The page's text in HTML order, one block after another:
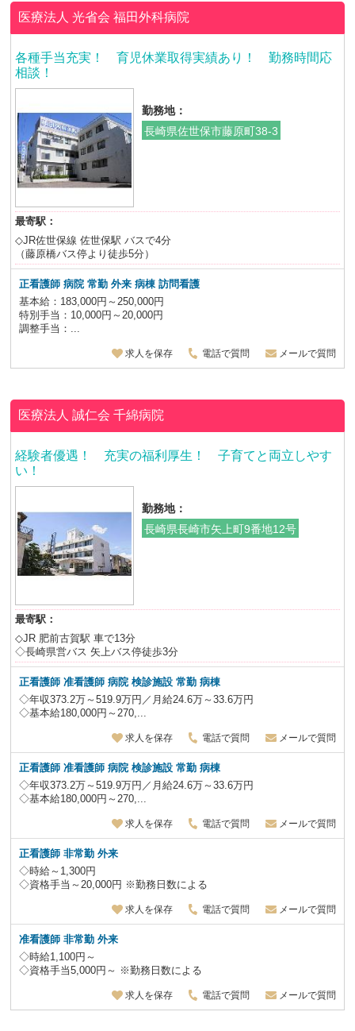
医療法人 光省会福田外科病院
各種手当充実！ 育児休業取得実績あり！ 勤務時間応
相談！
勤務地：
長崎県佐世保市藤原町38-3
最寄駅：
◇JR佐世保線 佐世保駅 バスで4分
（藤原橋バス停より徒歩5分）
正看護師病院 常勤 外来 病棟 訪問看護
基本給：183,000円～250,000円
特別手当：10,000円～20,000円
調整手当：...
求人を保存 電話で質問 メールで質問
医療法人 誠仁会千綿病院
経験者優遇！ 充実の福利厚生！ 子育てと両立しやす
い！
勤務地：
長崎県長崎市矢上町9番地12号
最寄駅：
◇JR 肥前古賀駅 車で13分
◇長崎県営バス 矢上バス停徒歩3分
正看護師 准看護師 病院 検診施設 常勤 病棟
◇年収373.2万～519.9万円／月給24.6万～33.6万円
◇基本給180,000円～270,...
求人を保存 電話で質問 メールで質問
正看護師 准看護師 病院 検診施設 常勤 病棟
◇年収373.2万～519.9万円／月給24.6万～33.6万円
◇基本給180,000円～270,...
求人を保存 電話で質問 メールで質問
正看護師 非常勤 外来
◇時給～1,300円
◇資格手当～20,000円 ※勤務日数による
求人を保存 電話で質問 メールで質問
准看護師 非常勤 外来
◇時給1,100円～
◇資格手当5,000円～ ※勤務日数による
求人を保存 電話で質問 メールで質問